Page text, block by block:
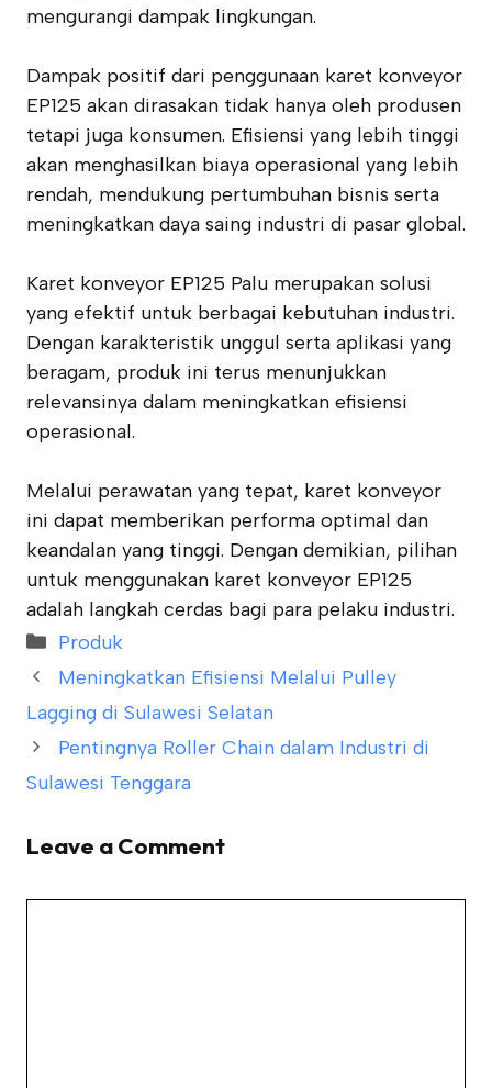
mengurangi dampak lingkungan.
Dampak positif dari penggunaan karet konveyor
EP125 akan dirasakan tidak hanya oleh produsen
tetapi juga konsumen. Efisiensi yang lebih tinggi
akan menghasilkan biaya operasional yang lebih
rendah, mendukung pertumbuhan bisnis serta
meningkatkan daya saing industri di pasar global.
Karet konveyor EP125 Palu merupakan solusi
yang efektif untuk berbagai kebutuhan industri.
Dengan karakteristik unggul serta aplikasi yang
beragam, produk ini terus menunjukkan
relevansinya dalam meningkatkan efisiensi
operasional.
Melalui perawatan yang tepat, karet konveyor
ini dapat memberikan performa optimal dan
keandalan yang tinggi. Dengan demikian, pilihan
untuk menggunakan karet konveyor EP125
adalah langkah cerdas bagi para pelaku industri.
Categories
Produk
Meningkatkan Efisiensi Melalui Pulley
Lagging di Sulawesi Selatan
Pentingnya Roller Chain dalam Industri di
Sulawesi Tenggara
Leave a Comment